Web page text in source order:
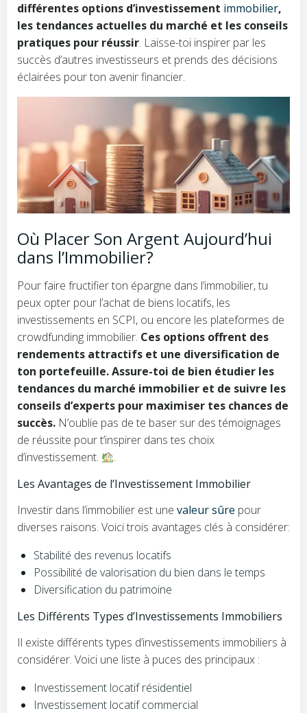
différentes options d’investissement immobilier,
les tendances actuelles du marché et les conseils
pratiques pour réussir. Laisse-toi inspirer par les
succès d’autres investisseurs et prends des décisions
éclairées pour ton avenir financier.
Où Placer Son Argent Aujourd’hui
dans l’Immobilier?
Pour faire fructifier ton épargne dans l’immobilier, tu
peux opter pour l’achat de biens locatifs, les
investissements en SCPI, ou encore les plateformes de
crowdfunding immobilier. Ces options offrent des
rendements attractifs et une diversification de
ton portefeuille. Assure-toi de bien étudier les
tendances du marché immobilier et de suivre les
conseils d’experts pour maximiser tes chances de
succès. N’oublie pas de te baser sur des témoignages
de réussite pour t’inspirer dans tes choix
d’investissement.
.
Les Avantages de l’Investissement Immobilier
Investir dans l’immobilier est une valeur sûre pour
diverses raisons. Voici trois avantages clés à considérer:
Stabilité des revenus locatifs
Possibilité de valorisation du bien dans le temps
Diversification du patrimoine
Les Différents Types d’Investissements Immobiliers
Il existe différents types d’investissements immobiliers à
considérer. Voici une liste à puces des principaux :
Investissement locatif résidentiel
Investissement locatif commercial